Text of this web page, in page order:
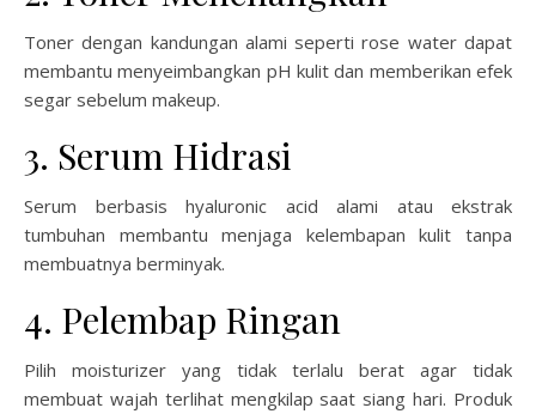
Toner dengan kandungan alami seperti rose water dapat
membantu menyeimbangkan pH kulit dan memberikan efek
segar sebelum makeup.
3. Serum Hidrasi
Serum berbasis hyaluronic acid alami atau ekstrak
tumbuhan membantu menjaga kelembapan kulit tanpa
membuatnya berminyak.
4. Pelembap Ringan
Pilih moisturizer yang tidak terlalu berat agar tidak
membuat wajah terlihat mengkilap saat siang hari. Produk